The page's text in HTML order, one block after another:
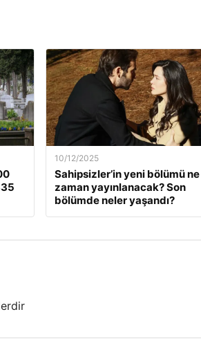
10/12/2025
Sahipsizler’in yeni bölümü ne
zaman yayınlanacak? Son
bölümde neler yaşandı?